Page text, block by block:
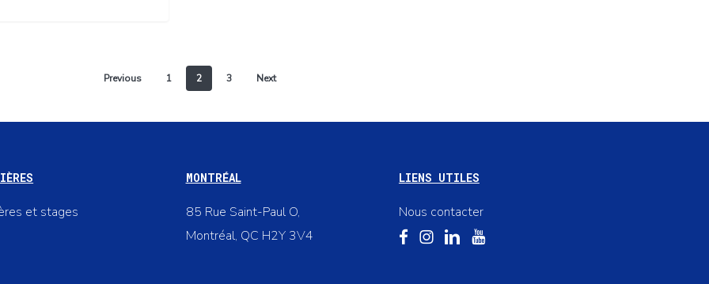
Previous 1 2 3 Next
et stages
MONTRÉAL
85 Rue Saint-Paul O,
Montréal, QC H2Y 3V4
LIENS UTILES
Nous contacter